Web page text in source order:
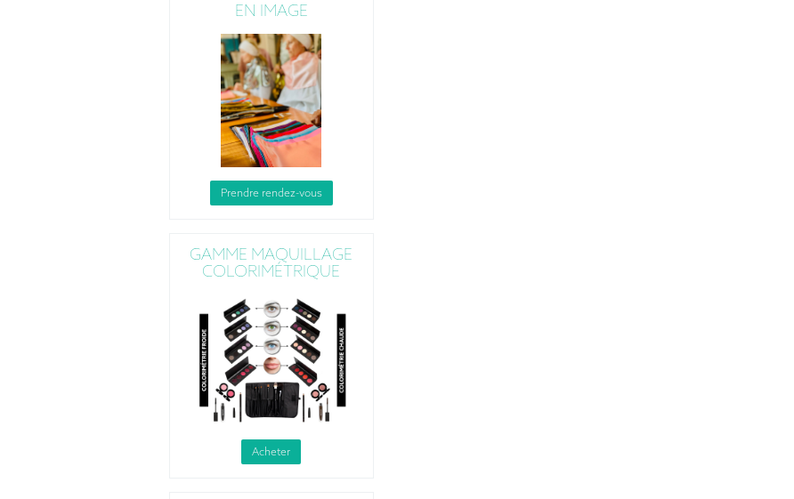
EN IMAGE
Prendre rendez-vous
GAMME MAQUILLAGE
COLORIMÉTRIQUE
Acheter